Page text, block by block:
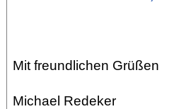
Mit freundlichen Grüßen
Michael Redeker